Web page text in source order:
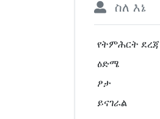
ስለ እኔ
የትምሕርት ደረጃ
ዕድሜ
ፆታ
ይናገራል